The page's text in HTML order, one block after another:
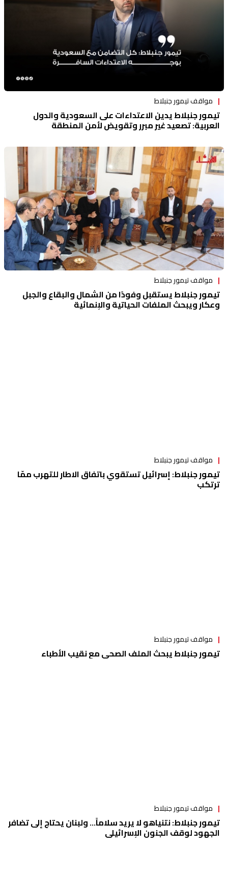
مواقف تيمور جنبلاط
تيمور جنبلاط يدين الاعتداءات على السعودية والدول
العربية: تصعيد غير مبرر وتقويض لأمن المنطقة
مواقف تيمور جنبلاط
تيمور جنبلاط يستقبل وفودًا من الشمال والبقاع والجبل
وعكار ويبحث الملفات الحياتية والإنمائية
مواقف تيمور جنبلاط
تيمور جنبلاط: إسرائيل تستقوي باتفاق الاطار للتهرب ممّا
ترتكب
مواقف تيمور جنبلاط
تيمور جنبلاط يبحث الملف الصحي مع نقيب الأطباء
مواقف تيمور جنبلاط
تيمور جنبلاط: نتنياهو لا يريد سلاماً… ولبنان يحتاج إلى تضافر
الجهود لوقف الجنون الإسرائيلي